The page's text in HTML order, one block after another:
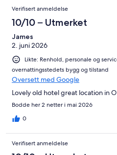
anmeldelser.
260
anmeldelser.
av
260
anmeldelser.
Anmeldelser
Verifisert anmeldelse
10/10 – Utmerket
James
2. juni 2026
Likte: Renhold, personale og
overnattingsstedets bygg og tilstand
Oversett med Google
Lovely old hotel great location in
Bodde her 2 netter i mai 2026
0
Verifisert anmeldelse